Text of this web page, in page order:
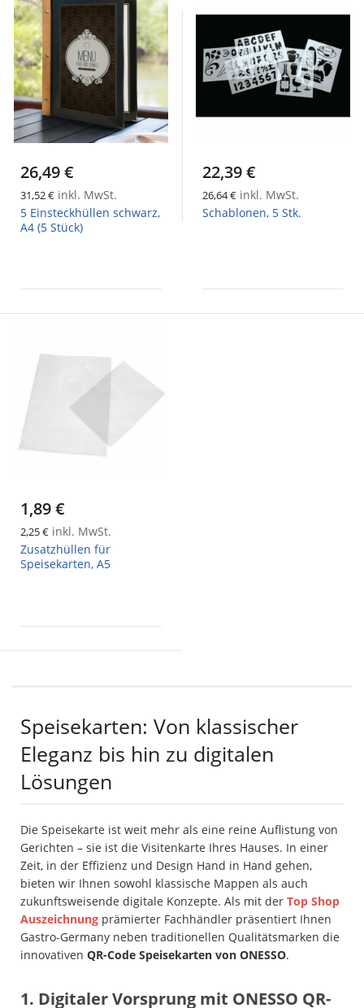
26,49 €
31,52 € inkl. MwSt.
5 Einsteckhüllen schwarz,
A4 (5 Stück)
22,39 €
26,64 € inkl. MwSt.
Schablonen, 5 Stk.
1,89 €
2,25 € inkl. MwSt.
Zusatzhüllen für
Speisekarten, A5
Speisekarten: Von klassischer
Eleganz bis hin zu digitalen
Lösungen
Die Speisekarte ist weit mehr als eine reine Auflistung von
Gerichten – sie ist die Visitenkarte Ihres Hauses. In einer
Zeit, in der Effizienz und Design Hand in Hand gehen,
bieten wir Ihnen sowohl klassische Mappen als auch
zukunftsweisende digitale Konzepte. Als mit der Top Shop
Auszeichnung prämierter Fachhändler präsentiert Ihnen
Gastro-Germany neben traditionellen Qualitätsmarken die
innovativen QR-Code Speisekarten von ONESSO.
1. Digitaler Vorsprung mit ONESSO QR-